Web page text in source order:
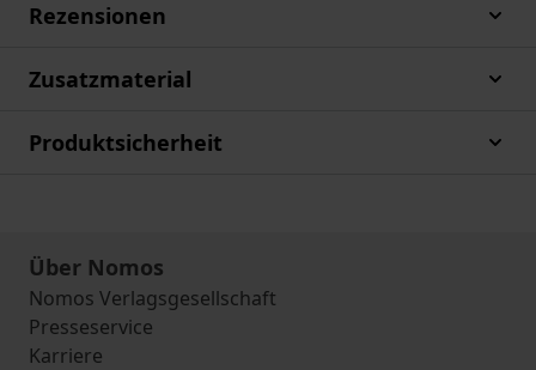
Rezensionen
Zusatzmaterial
Produktsicherheit
Über Nomos
Nomos Verlagsgesellschaft
Presseservice
Karriere